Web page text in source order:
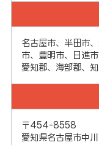
名古屋市、半田市
市、豊明市、日進
愛知郡、海部郡、
〒454-8558
愛知県名古屋市中